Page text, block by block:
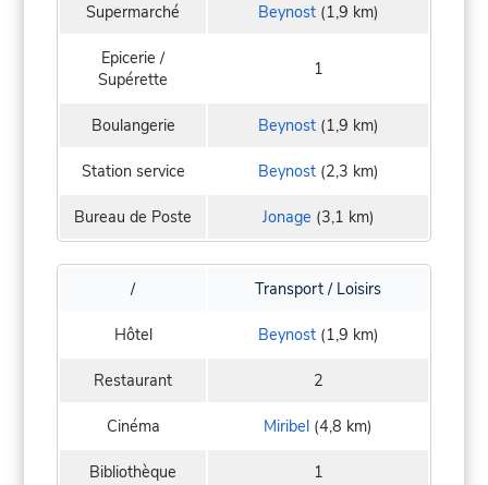
Supermarché Beynost(1,9 km)
Epicerie /
Supérette
1
Boulangerie Beynost(1,9 km)
Station service Beynost(2,3 km)
Bureau de Poste Jonage (3,1 km)
/ Transport / Loisirs
Hôtel Beynost(1,9 km)
Restaurant 2
Cinéma Miribel (4,8 km)
Bibliothèque 1